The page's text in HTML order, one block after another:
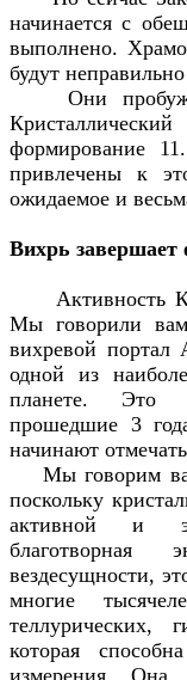
начинается с
выполнено.
будут
Они
формирование
привлечены к
ожидаемое и
Вихрь завершает
Активность
Мы говорили
вихревой портал
одной из
планете. Это
прошедшие 3
начинают
Мы говорим
поскольку
активной и
вездесущности,
многие
теллурических,
которая
измерения. Она